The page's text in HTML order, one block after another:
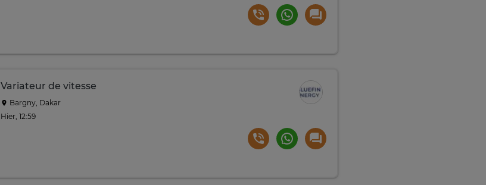
Variateur de vitesse
Bargny, Dakar
Hier, 12:59